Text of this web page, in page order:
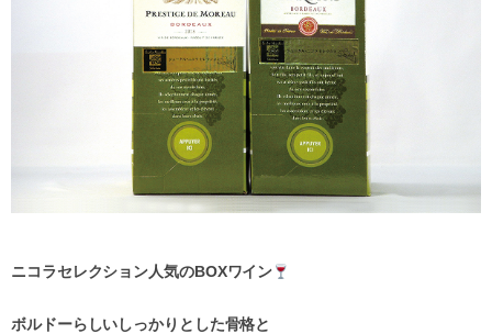
ニコラセレクション人気のBOXワイン
ボルドーらしいしっかりとした骨格と